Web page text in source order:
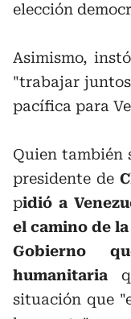
elección
Asimismo,
"trabajar
pacífica para
Quien también
presidente de
pidió a
el camino de
Gobierno
humanitaria
situación que